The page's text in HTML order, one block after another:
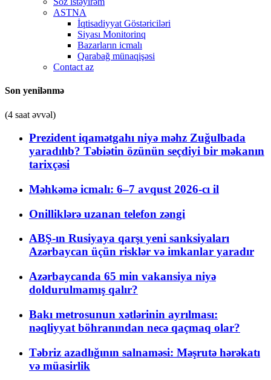
ASTNA
İqtisadiyyat Göstəriciləri
Siyası Monitorinq
Bazarların icmalı
Qarabağ münaqişəsi
Contact az
Son yenilənmə
(4 saat əvvəl)
Prezident iqamətgahı niyə məhz Zuğulbada
yaradılıb? Təbiətin özünün seçdiyi bir məkanın
tarixçəsi
Məhkəmə icmalı: 6–7 avqust 2026-cı il
Onilliklərə uzanan telefon zəngi
ABŞ-ın Rusiyaya qarşı yeni sanksiyaları
Azərbaycan üçün risklər və imkanlar yaradır
Azərbaycanda 65 min vakansiya niyə
doldurulmamış qalır?
Bakı metrosunun xətlərinin ayrılması:
nəqliyyat böhranından necə qaçmaq olar?
Təbriz azadlığının salnaməsi: Məşrutə hərəkatı
və müasirlik